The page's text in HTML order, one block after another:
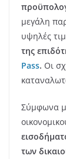
μεγάλη
υψηλές
της
Pass. Οι
Σύμφωνα
των